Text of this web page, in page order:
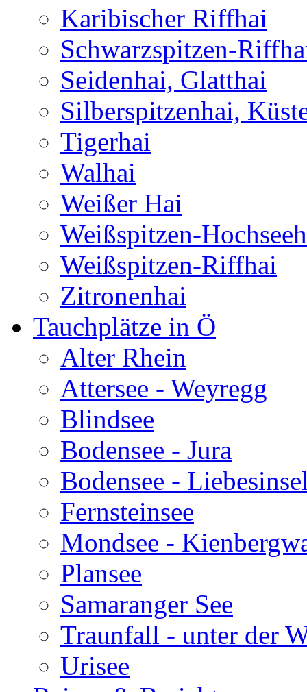
Karibischer Riffhai
Schwarzspitzen-
Seidenhai, Glatthai
Silberspitzenhai,
Tigerhai
Walhai
Weißer Hai
Weißspitzen-
Weißspitzen-Riffhai
Zitronenhai
Tauchplätze in Ö
Alter Rhein
Attersee - Weyregg
Blindsee
Bodensee - Jura
Bodensee -
Fernsteinsee
Mondsee -
Plansee
Samaranger See
Traunfall - unter der
Urisee